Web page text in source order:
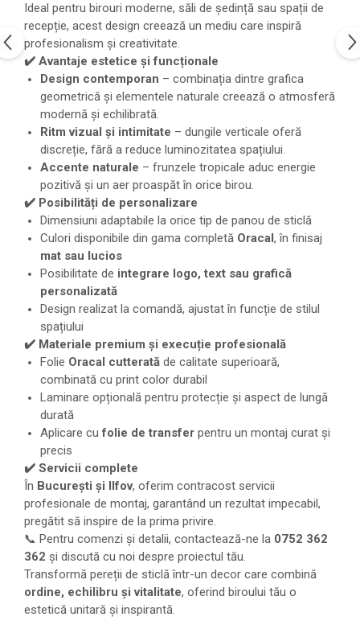
Ideal pentru birouri moderne, săli de ședință sau spații de
recepție, acest design creează un mediu care inspiră
profesionalism și creativitate.
✔️ Avantaje estetice și funcționale
Design contemporan – combinația dintre grafica
geometrică și elementele naturale creează o atmosferă
modernă și echilibrată.
Ritm vizual și intimitate – dungile verticale oferă
discreție, fără a reduce luminozitatea spațiului.
Accente naturale – frunzele tropicale aduc energie
pozitivă și un aer proaspăt în orice birou.
✔️ Posibilități de personalizare
Dimensiuni adaptabile la orice tip de panou de sticlă
Culori disponibile din gama completă Oracal, în finisaj
mat sau lucios
Posibilitate de integrare logo, text sau grafică
personalizată
Design realizat la comandă, ajustat în funcție de stilul
spațiului
✔️ Materiale premium și execuție profesională
Folie Oracal cutterată de calitate superioară,
combinată cu print color durabil
Laminare opțională pentru protecție și aspect de lungă
durată
Aplicare cufolie de transfer pentru un montaj curat și
precis
✔️ Servicii complete
În București și Ilfov, oferim contracost servicii
profesionale de montaj, garantând un rezultat impecabil,
pregătit să inspire de la prima privire.
📞 Pentru comenzi și detalii, contactează-ne la 0752 362
362 și discută cu noi despre proiectul tău.
Transformă pereții de sticlă într-un decor care combină
ordine, echilibru și vitalitate, oferind biroului tău o
estetică unitară și inspirantă.